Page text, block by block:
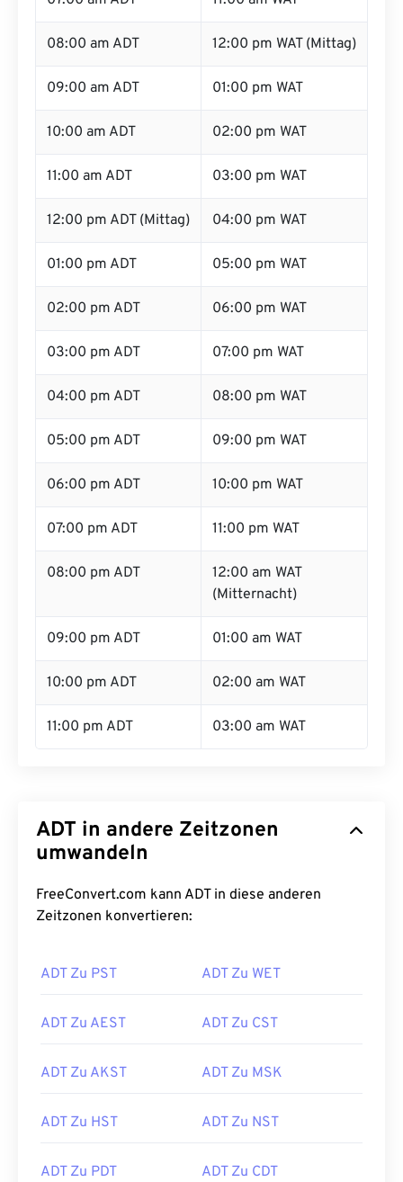
08:00 am ADT 12:00 pm WAT (Mittag)
09:00 am ADT 01:00 pm WAT
10:00 am ADT 02:00 pm WAT
11:00 am ADT 03:00 pm WAT
12:00 pm ADT (Mittag) 04:00 pm WAT
01:00 pm ADT 05:00 pm WAT
02:00 pm ADT 06:00 pm WAT
03:00 pm ADT 07:00 pm WAT
04:00 pm ADT 08:00 pm WAT
05:00 pm ADT 09:00 pm WAT
06:00 pm ADT 10:00 pm WAT
07:00 pm ADT 11:00 pm WAT
08:00 pm ADT
12:00 am WAT
(Mitternacht)
09:00 pm ADT 01:00 am WAT
10:00 pm ADT 02:00 am WAT
11:00 pm ADT 03:00 am WAT
ADT in andere Zeitzonen
umwandeln
FreeConvert.com kann ADT in diese anderen
Zeitzonen konvertieren:
ADT Zu PST ADT Zu WET
ADT Zu AEST ADT Zu CST
ADT Zu AKST ADT Zu MSK
ADT Zu HST ADT Zu NST
ADT Zu PDT ADT Zu CDT